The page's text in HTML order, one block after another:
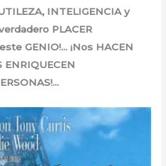
INTELIGENCIA y
PLACER
GENIO!… ¡Nos HACEN
ENRIQUECEN